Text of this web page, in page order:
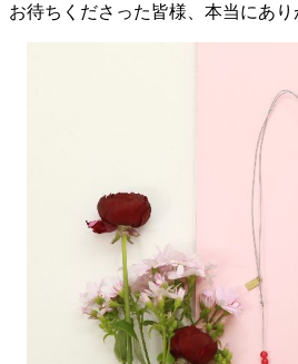
お待ちくださった皆様、本当にあり